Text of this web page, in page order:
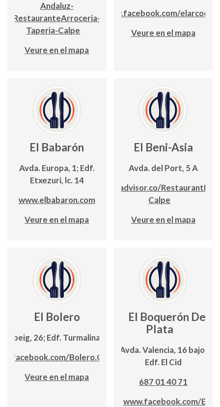
Andaluz-
RestauranteArroceria-
Taperia-Calpe
Veure en el mapa
www.facebook.com/
Veure en el mapa
El Babarón
Avda. Europa, 1; Edf.
Etxezuri, lc. 14
www.elbabaron.com
Veure en el mapa
El Beni-Asia
Avda. del Port, 5 A
www.tripadvisor.co/
Calpe
Veure en el mapa
El Bolero
26; Edf. Turmalina, lc. 21
Bolero.Calpe/
Veure en el mapa
El Boquerón De
Plata
Avda. Valencia, 16 bajo;
Edf. El Cid
687 01 40 71
www.facebook.com/El-